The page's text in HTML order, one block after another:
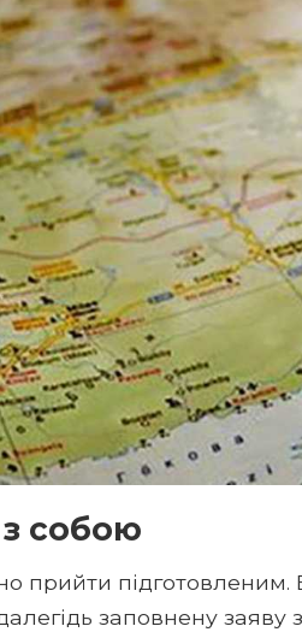
собою
прийти підготовленим.
заповнену